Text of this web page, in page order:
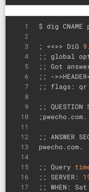
1
2
3
4
5
6
7
8
9
10
11
12
13
14
15
16
17
$ dig CNAME
; <<>> DiG 9 .
;; global
;; Got
;; -
;; flags: qr
;; QUESTION
;; ANSWER
;; Query
;; SERVER:
;; WHEN: Sat